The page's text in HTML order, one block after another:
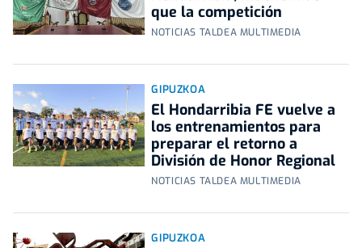
que la competición
NOTICIAS TALDEA MULTIMEDIA
GIPUZKOA
El Hondarribia FE vuelve a
los entrenamientos para
preparar el retorno a
División de Honor Regional
NOTICIAS TALDEA MULTIMEDIA
GIPUZKOA